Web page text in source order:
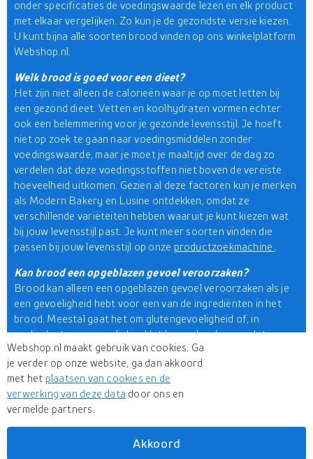
onder specificaties de voedingswaarde lezen en elk product
met elkaar vergelijken. Zo kun je de gezondste versie kiezen.
U kunt bijna alle soorten brood vinden op ons winkelplatform
Webshop.nl.
Welk brood is goed voor een dieet?
Het zijn niet alleen de calorieën waar je op moet letten bij
een gezond dieet. Vetten en koolhydraten vormen echter
ook een belemmering voor je gezonde levensstijl. Je hoeft
niet op zoek te gaan naar voedingsmiddelen zonder
voedingswaarde, maar je moet je maaltijd over de dag zo
verdelen dat deze voedingsstoffen niet boven de vereiste
hoeveelheid uitkomen. Gezien al deze factoren kun je merken
als Modern Bakery en Lusine ontdekken, omdat ze
verschillende variëteiten hebben waaruit je kunt kiezen wat
bij jouw levensstijl past. Je kunt meer soorten vinden die
passen bij jouw levensstijl op onze productzoekmachine
Kan brood een opgeblazen gevoel veroorzaken?
Brood kan alleen een opgeblazen gevoel veroorzaken als je
een gevoeligheid hebt voor een van de ingrediënten in het
brood. Meestal gaat het om glutengevoeligheid of, in
medische termen, coeliakie. Het kan ook gebeuren dat je een
zwakke immuniteit of een zwakke spijsvertering hebt,
waardoor je geen granen kunt verteren. Als brood bij jou een
opgeblazen gevoel veroorzaakt, dan is het goed mogelijk dat
andere granen dat ook doen. Trek echter geen conclusies
door online te lezen of te luisteren naar wat vrienden of
familie zeggen. Je moet een arts raadplegen om de oorzaak
van je probleem te achterhalen.
Webshop.nl maakt gebruik van cookies. Ga
je verder op onze website, ga dan akkoord
met het plaatsen van cookies en de
verwerking van deze data door ons en
vermelde partners.
Akkoord